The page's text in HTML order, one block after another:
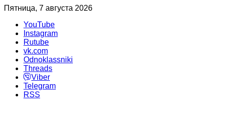
Пятница, 7 августа 2026
YouTube
Instagram
Rutube
vk.com
Odnoklassniki
Threads
Viber
Telegram
RSS